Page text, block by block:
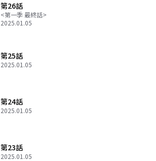
第26話
<第一季 最終話>
2025.01.05
第25話
2025.01.05
第24話
2025.01.05
第23話
2025.01.05